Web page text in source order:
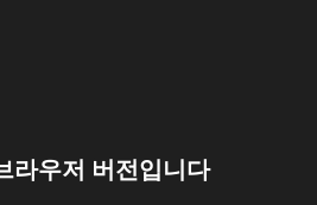
라우저 버전입니다